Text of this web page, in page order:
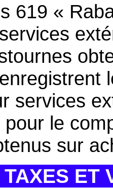
619 «
services
le
sur
ET